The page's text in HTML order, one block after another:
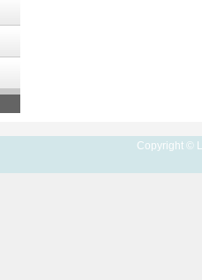
Copyright ©